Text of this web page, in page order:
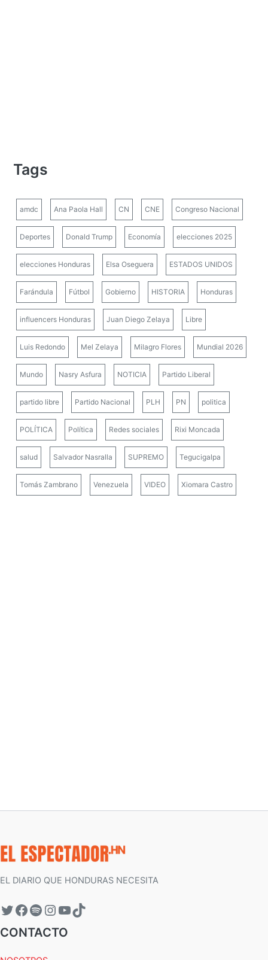
Tags
amdc Ana Paola Hall CN CNE Congreso Nacional
Deportes Donald Trump Economía elecciones 2025
elecciones Honduras Elsa Oseguera ESTADOS UNIDOS
Farándula Fútbol Gobierno HISTORIA Honduras
influencers Honduras Juan Diego Zelaya Libre
Luis Redondo Mel Zelaya Milagro Flores Mundial 2026
Mundo Nasry Asfura NOTICIA Partido Liberal
partido libre Partido Nacional PLH PN politica
POLÍTICA Política Redes sociales Rixi Moncada
salud Salvador Nasralla SUPREMO Tegucigalpa
Tomás Zambrano Venezuela VIDEO Xiomara Castro
EL DIARIO QUE HONDURAS NECESITA
CONTACTO